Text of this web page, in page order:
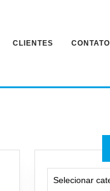
CLIENTES CONTATO